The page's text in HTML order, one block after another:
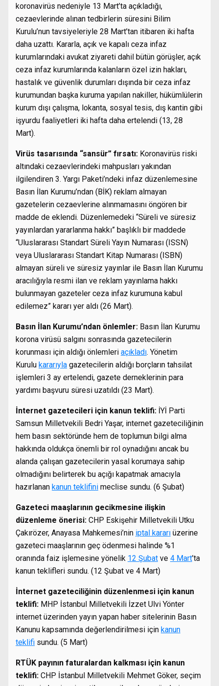
koronavirüs nedeniyle 13 Mart’ta açıkladığı,
cezaevlerinde alınan tedbirlerin süresini Bilim
Kurulu’nun tavsiyeleriyle 28 Mart’tan itibaren iki hafta
daha uzattı. Kararla, açık ve kapalı ceza infaz
kurumlarındaki avukat ziyareti dahil bütün görüşler, açık
ceza infaz kurumlarında kalanların özel izin hakları,
hastalık ve güvenlik durumları dışında bir ceza infaz
kurumundan başka kuruma yapılan nakiller, hükümlülerin
kurum dışı çalışma, lokanta, sosyal tesis, dış kantin gibi
işyurdu faaliyetleri iki hafta daha ertelendi (13, 28
Mart).
Virüs tasarısında “sansür” fırsatı: Koronavirüs riski
altındaki cezaevlerindeki mahpusları yakından
ilgilendiren 3. Yargı Paketi’ndeki infaz düzenlemesine
Basın İlan Kurumu’ndan (BİK) reklam almayan
gazetelerin cezaevlerine alınmamasını öngören bir
madde de eklendi. Düzenlemedeki “Süreli ve süresiz
yayınlardan yararlanma hakkı” başlıklı bir maddede
“Uluslararası Standart Süreli Yayın Numarası (ISSN)
veya Uluslararası Standart Kitap Numarası (ISBN)
almayan süreli ve süresiz yayınlar ile Basın İlan Kurumu
aracılığıyla resmi ilan ve reklam yayınlama hakkı
bulunmayan gazeteler ceza infaz kurumuna kabul
edilemez” kararı yer aldı (26 Mart).
Basın İlan Kurumu’ndan önlemler: Basın İlan Kurumu
korona virüsü salgını sonrasında gazetecilerin
korunması için aldığı önlemleri açıkladı. Yönetim
Kurulu kararıyla gazetecilerin aldığı borçların tahsilat
işlemleri 3 ay ertelendi, gazete derneklerinin para
yardımı başvuru süresi uzatıldı (23 Mart).
İnternet gazetecileri için kanun teklifi: İYİ Parti
Samsun Milletvekili Bedri Yaşar, internet gazeteciliğinin
hem basın sektöründe hem de toplumun bilgi alma
hakkında oldukça önemli bir rol oynadığını ancak bu
alanda çalışan gazetecilerin yasal korumaya sahip
olmadığını belirterek bu açığı kapatmak amacıyla
hazırlanan kanun teklifini meclise sundu. (6 Şubat)
Gazeteci maaşlarının gecikmesine ilişkin
düzenleme önerisi: CHP Eskişehir Milletvekili Utku
Çakırözer, Anayasa Mahkemesi’nin iptal kararı üzerine
gazeteci maaşlarının geç ödenmesi halinde %1
oranında faiz işlemesine yönelik 12 Şubat ve 4 Mart’ta
kanun teklifleri sundu. (12 Şubat ve 4 Mart)
İnternet gazeteciliğinin düzenlenmesi için kanun
teklifi: MHP İstanbul Milletvekili İzzet Ulvi Yönter
internet üzerinden yayın yapan haber sitelerinin Basın
Kanunu kapsamında değerlendirilmesi için kanun
teklifi sundu. (5 Mart)
RTÜK payının faturalardan kalkması için kanun
teklifi: CHP İstanbul Milletvekili Mehmet Göker, seçim